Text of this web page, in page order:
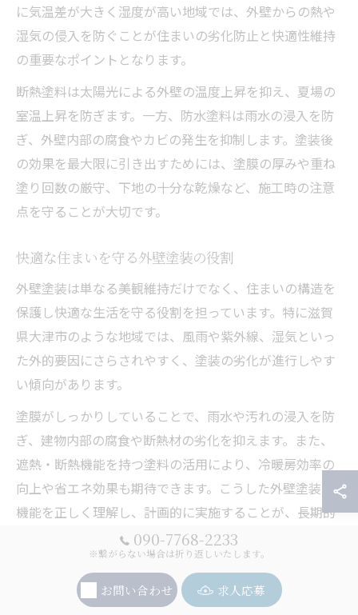
に気温差が大きく湿度が高い地域では、外壁からの熱や
湿気の侵入を防ぐことが住まいの劣化防止と快適性維持
の重要なポイントとなります。
断熱塗料は太陽光による外壁の温度上昇を抑え、夏場の
室温上昇を防ぎます。一方、防水塗料は雨水の浸入を防
ぎ、外壁内部の腐食やカビの発生を抑制します。塗装後
の効果を最大限に引き出すためには、塗膜の厚みや重ね
塗り回数の厳守、下地の十分な乾燥など、施工時の注意
点を守ることが大切です。
快適な住まいを守る外壁塗装の役割
外壁塗装は単なる美観維持だけでなく、住まいの構造を
保護し快適な生活を守る役割を担っています。特に滋賀
県大津市のような地域では、風雨や紫外線、湿気といっ
た外的要因にさらされやすく、塗装の劣化が進行しやす
い傾向があります。
塗膜がしっかりしていることで、雨水や汚れの浸入を防
ぎ、建物内部の腐食や断熱材の劣化を抑えます。また、
遮熱・断熱機能を持つ塗料の活用により、冷暖房効率の
向上や省エネ効果も期待できます。こうした外壁塗装の
機能を正しく理解し、計画的に実施することが、長期的
な住まいの快適性と資産価値の維持につながります。
外壁塗装と美観維持の両立を目指す方法
090-7768-2233
※繋がらない場合は折り返しいたします。
お問い合わせ 求人応募